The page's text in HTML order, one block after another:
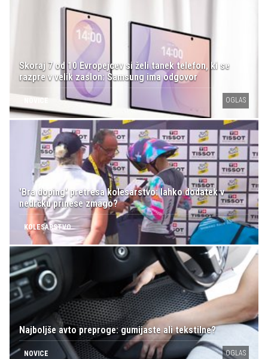
Skoraj 7 od 10 Evropejcev si želi tanek telefon, ki se
razpre v velik zaslon: Samsung ima odgovor
OGLAS
'Bra doping' pretresa kolesarstvo: lahko dodatek v
nedrčku prinese zmago?
KOLESARSTVO
Najboljše avto preproge: gumijaste ali tekstilne?
NOVICE OGLAS